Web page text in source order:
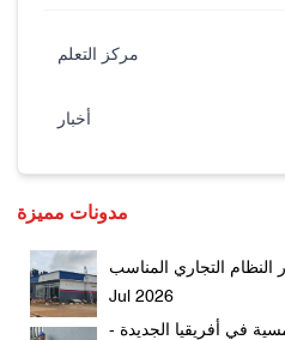
مركز التعلم
أخبار
مدونات مميزة
النظام التجاري المناسب
Jul 2026
في أفريقيا الجديدة -